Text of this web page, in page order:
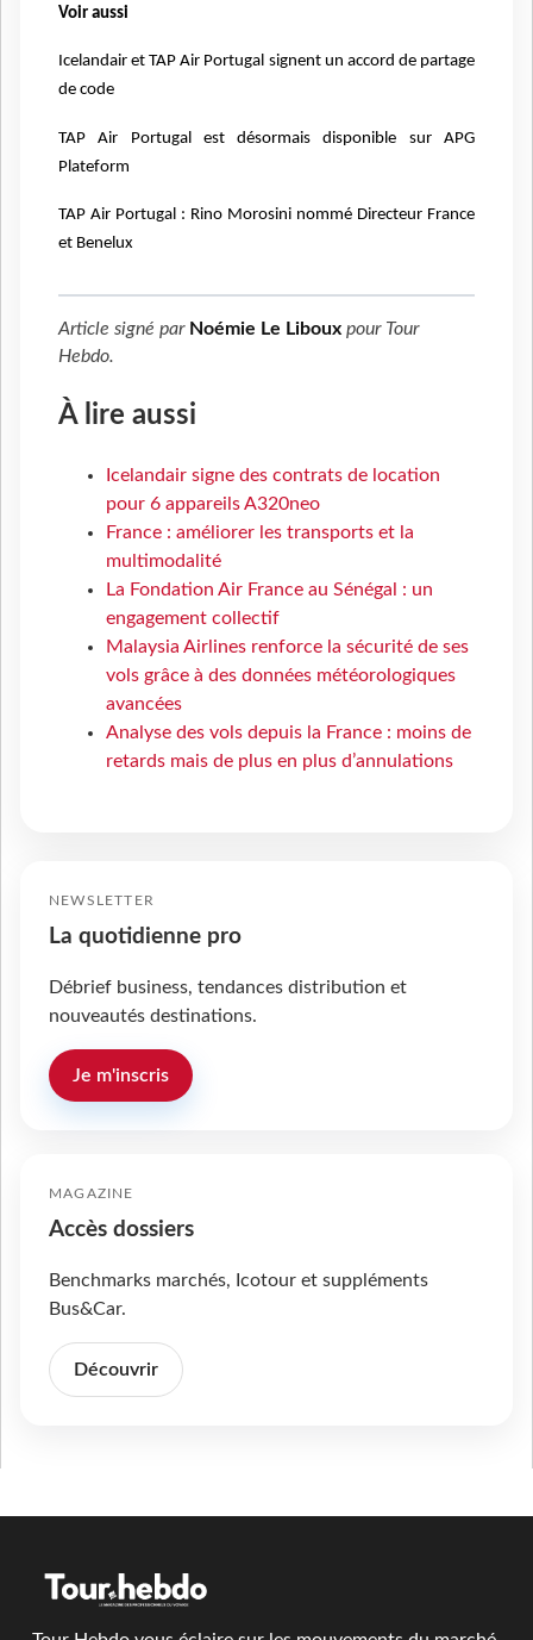
Voir aussi
Icelandair et TAP Air Portugal signent un accord de partage
de code
TAP Air Portugal est désormais disponible sur APG
Plateform
TAP Air Portugal : Rino Morosini nommé Directeur France
et Benelux
Article signé par Noémie Le Liboux pour Tour
Hebdo.
À lire aussi
Icelandair signe des contrats de location
pour 6 appareils A320neo
France : améliorer les transports et la
multimodalité
La Fondation Air France au Sénégal : un
engagement collectif
Malaysia Airlines renforce la sécurité de ses
vols grâce à des données météorologiques
avancées
Analyse des vols depuis la France : moins de
retards mais de plus en plus d’annulations
NEWSLETTER
La quotidienne pro
Débrief business, tendances distribution et
nouveautés destinations.
Je m'inscris
MAGAZINE
Accès dossiers
Benchmarks marchés, Icotour et suppléments
Bus&Car.
Découvrir